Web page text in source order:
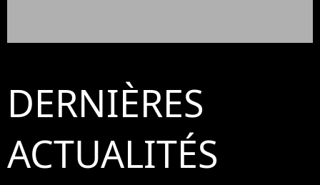
DERNIÈRES
ACTUALITÉS